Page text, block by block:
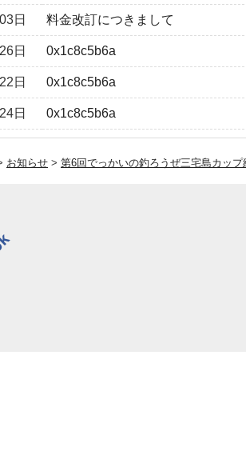
日 料金改訂につきまして
日 0x1c8c5b6a
日 0x1c8c5b6a
日 0x1c8c5b6a
お知らせ > 第6回でっかいの釣ろうぜ三宅島カップ